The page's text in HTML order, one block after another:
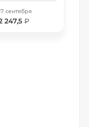
сентября
247,5 ₽